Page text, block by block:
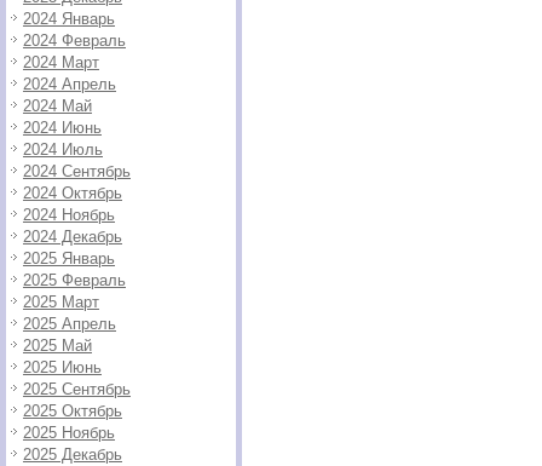
2024 Январь
2024 Февраль
2024 Март
2024 Апрель
2024 Май
2024 Июнь
2024 Июль
2024 Сентябрь
2024 Октябрь
2024 Ноябрь
2024 Декабрь
2025 Январь
2025 Февраль
2025 Март
2025 Апрель
2025 Май
2025 Июнь
2025 Сентябрь
2025 Октябрь
2025 Ноябрь
2025 Декабрь